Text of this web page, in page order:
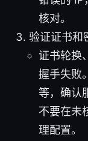
核对。
验证证书和
证书轮换
握手失败
等，确认
不要在未
理配置。